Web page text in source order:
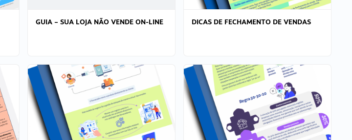
GUIA – SUA LOJA NÃO VENDE ON-LINE DICAS DE FECHAMENTO DE VENDAS